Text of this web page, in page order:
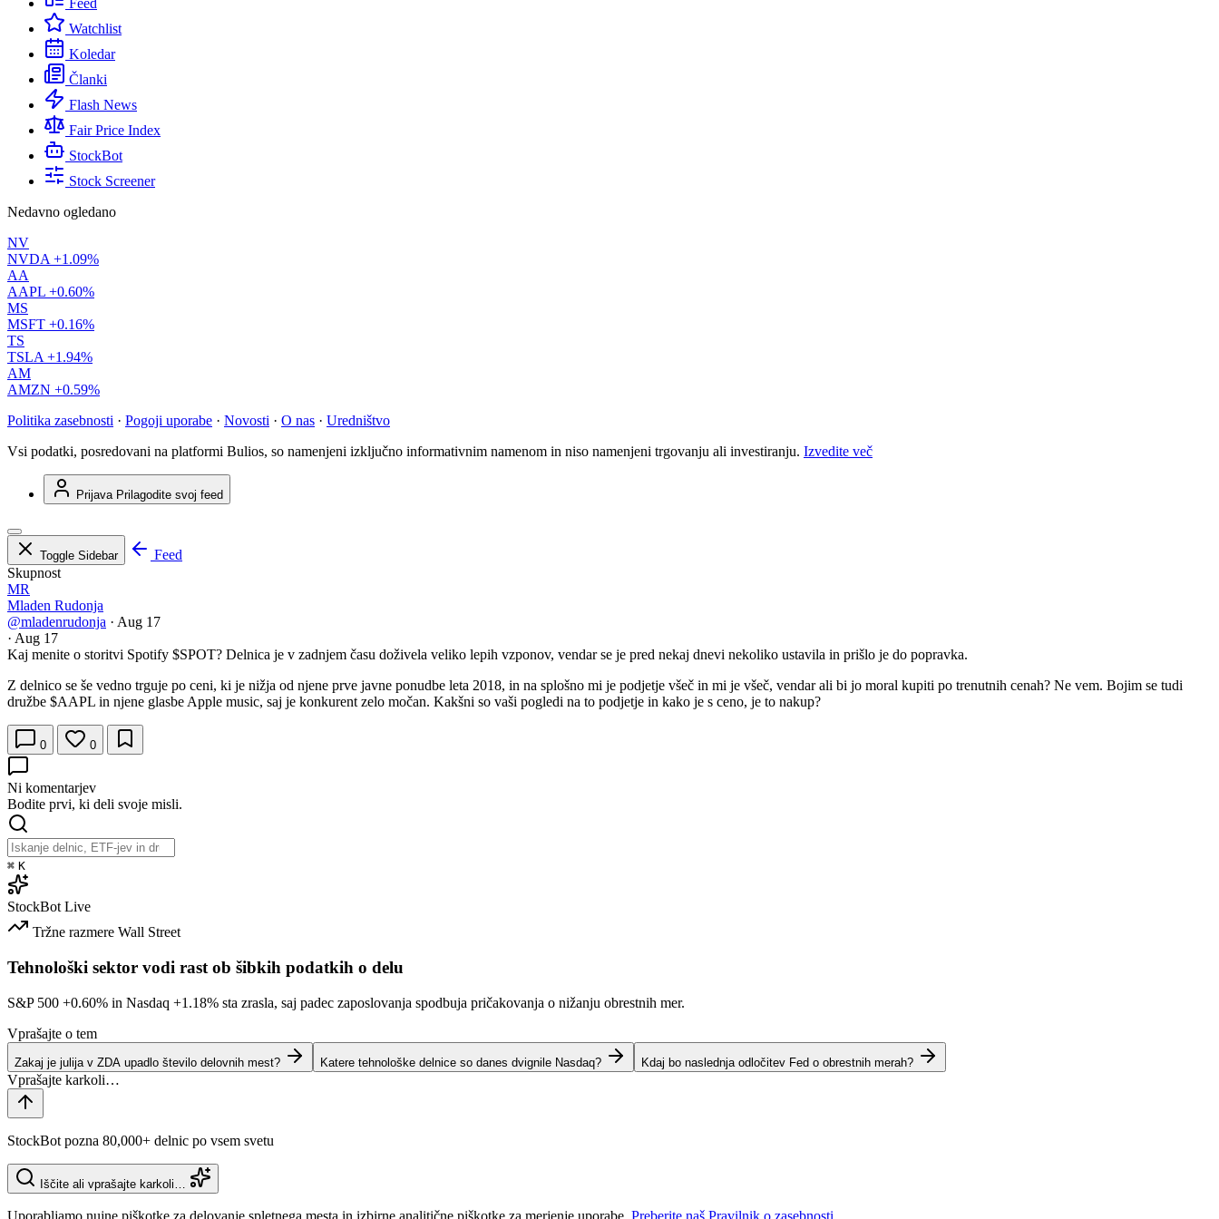
Feed
Watchlist
Koledar
Članki
Flash News
Fair Price Index
StockBot
Stock Screener
Nedavno ogledano
NV
NVDA +1.09%
AA
AAPL +0.60%
MS
MSFT +0.16%
TS
TSLA +1.94%
AM
AMZN +0.59%
Politika zasebnosti · Pogoji uporabe · Novosti · O nas · Uredništvo
Vsi podatki, posredovani na platformi Bulios, so namenjeni izključno informativnim namenom in niso namenjeni trgovanju ali investiranju. Izvedite več
Prijava Prilagodite svoj feed
Toggle Sidebar
Feed
Skupnost
MR
Mladen Rudonja
@mladenrudonja · Aug 17
· Aug 17
Kaj menite o storitvi Spotify $SPOT? Delnica je v zadnjem času doživela veliko lepih vzponov, vendar se je pred nekaj dnevi nekoliko ustavila in prišlo je do popravka.
Z delnico se še vedno trguje po ceni, ki je nižja od njene prve javne ponudbe leta 2018, in na splošno mi je podjetje všeč in mi je všeč, vendar ali bi jo moral kupiti po trenutnih cenah? Ne vem. Bojim se tudi
družbe $AAPL in njene glasbe Apple music, saj je konkurent zelo močan. Kakšni so vaši pogledi na to podjetje in kako je s ceno, je to nakup?
0 0
Ni komentarjev
Bodite prvi, ki deli svoje misli.
⌘ K
StockBot Live
Tržne razmere Wall Street
Tehnološki sektor vodi rast ob šibkih podatkih o delu
S&P 500 +0.60% in Nasdaq +1.18% sta zrasla, saj padec zaposlovanja spodbuja pričakovanja o nižanju obrestnih mer.
Vprašajte o tem
Zakaj je julija v ZDA upadlo število delovnih mest? Katere tehnološke delnice so danes dvignile Nasdaq? Kdaj bo naslednja odločitev Fed o obrestnih merah?
StockBot pozna 80,000+ delnic po vsem svetu
Iščite ali vprašajte karkoli…
Uporabljamo nujne piškotke za delovanje spletnega mesta in izbirne analitične piškotke za merjenje uporabe. Preberite naš Pravilnik o zasebnosti.